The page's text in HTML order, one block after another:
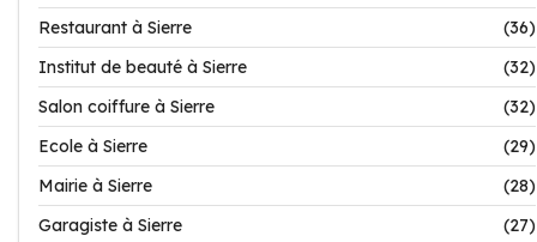
Restaurant à Sierre
(36)
Institut de beauté à Sierre
(32)
Salon coiffure à Sierre
(32)
Ecole à Sierre
(29)
Mairie à Sierre
(28)
Garagiste à Sierre
(27)